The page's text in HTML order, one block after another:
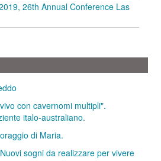
26th Annual Conference Las
con cavernomi multipli".
italo-australiano.
di Maria.
sogni da realizzare per vivere